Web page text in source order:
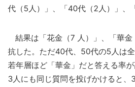
代（5人）」、「40代（2人）」、
結果は「花金（7 人）」、「華
抗した。ただ40代、50代の5人は全
若年層ほど「華金」だと答える率
3人にも同じ質問を投げかけると、